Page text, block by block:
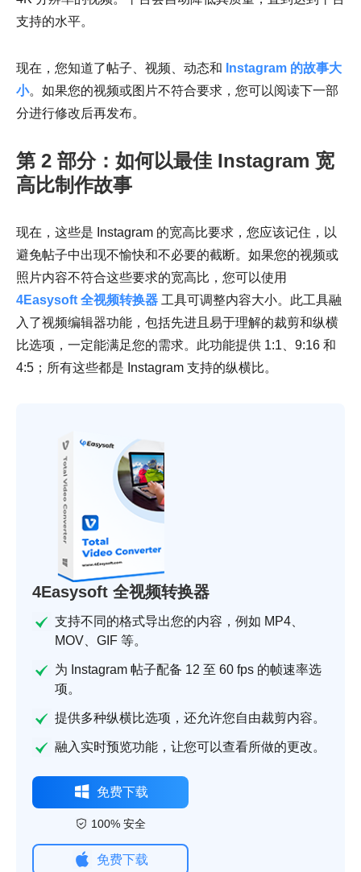
支持的水平。
现在，您知道了帖子、视频、动态和 Instagram 的故事大
小。如果您的视频或图片不符合要求，您可以阅读下一部
分进行修改后再发布。
第 2 部分：如何以最佳 Instagram 宽
高比制作故事
现在，这些是 Instagram 的宽高比要求，您应该记住，以
避免帖子中出现不愉快和不必要的截断。如果您的视频或
照片内容不符合这些要求的宽高比，您可以使用
4Easysoft 全视频转换器 工具可调整内容大小。此工具融
入了视频编辑器功能，包括先进且易于理解的裁剪和纵横
比选项，一定能满足您的需求。此功能提供 1:1、9:16 和
4:5；所有这些都是 Instagram 支持的纵横比。
4Easysoft 全视频转换器
支持不同的格式导出您的内容，例如 MP4、
MOV、GIF 等。
为 Instagram 帖子配备 12 至 60 fps 的帧速率选
项。
提供多种纵横比选项，还允许您自由裁剪内容。
融入实时预览功能，让您可以查看所做的更改。
免费下载
100% 安全
免费下载